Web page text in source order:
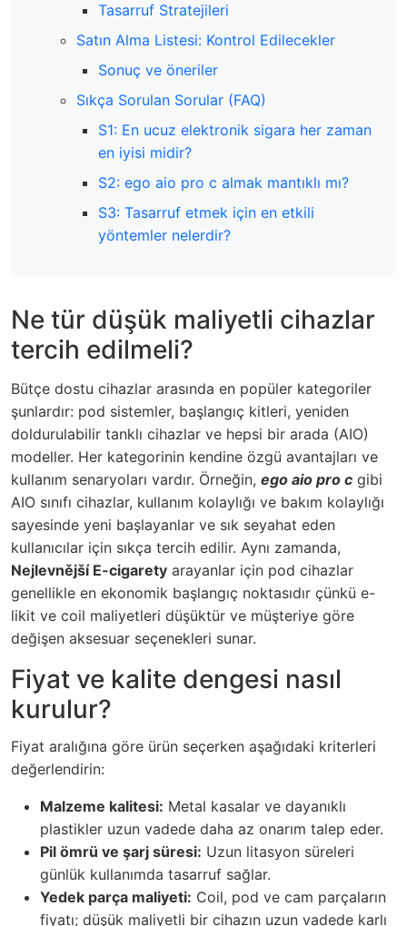
Tasarruf Stratejileri
Satın Alma Listesi: Kontrol Edilecekler
Sonuç ve öneriler
Sıkça Sorulan Sorular (FAQ)
S1: En ucuz elektronik sigara her zaman
en iyisi midir?
S2: ego aio pro c almak mantıklı mı?
S3: Tasarruf etmek için en etkili
yöntemler nelerdir?
Ne tür düşük maliyetli cihazlar
tercih edilmeli?
Bütçe dostu cihazlar arasında en popüler kategoriler
şunlardır: pod sistemler, başlangıç kitleri, yeniden
doldurulabilir tanklı cihazlar ve hepsi bir arada (AIO)
modeller. Her kategorinin kendine özgü avantajları ve
kullanım senaryoları vardır. Örneğin, ego aio pro c gibi
AIO sınıfı cihazlar, kullanım kolaylığı ve bakım kolaylığı
sayesinde yeni başlayanlar ve sık seyahat eden
kullanıcılar için sıkça tercih edilir. Aynı zamanda,
Nejlevnější E-cigarety arayanlar için pod cihazlar
genellikle en ekonomik başlangıç noktasıdır çünkü e-
likit ve coil maliyetleri düşüktür ve müşteriye göre
değişen aksesuar seçenekleri sunar.
Fiyat ve kalite dengesi nasıl
kurulur?
Fiyat aralığına göre ürün seçerken aşağıdaki kriterleri
değerlendirin:
Malzeme kalitesi: Metal kasalar ve dayanıklı
plastikler uzun vadede daha az onarım talep eder.
Pil ömrü ve şarj süresi: Uzun litasyon süreleri
günlük kullanımda tasarruf sağlar.
Yedek parça maliyeti: Coil, pod ve cam parçaların
fiyatı; düşük maliyetli bir cihazın uzun vadede karlı